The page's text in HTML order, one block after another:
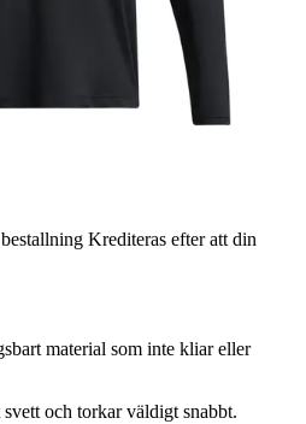
Krediteras efter att din
material som inte kliar eller
och torkar väldigt snabbt.